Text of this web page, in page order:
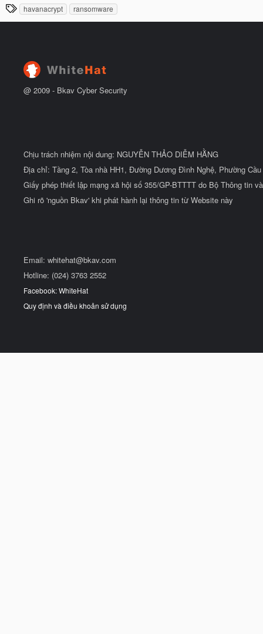
đ
ầ
u
u
T
h
havanacrypt ransomware
@ 2009 - Bkav Cyber Security
Chịu trách nhiệm nội dung: NGUYỄN THẢO DIỄM HẰNG
Địa chỉ: Tầng 2, Tòa nhà HH1, Đường Dương Đình Nghệ, Phường
Giấy phép thiết lập mạng xã hội số 355/GP-BTTTT do Bộ Thông tin
Ghi rõ 'nguồn Bkav' khi phát hành lại thông tin từ Website này
Email: whitehat@bkav.com
Hotline: (024) 3763 2552
Facebook: WhiteHat
Quy định và điều khoản sử dụng